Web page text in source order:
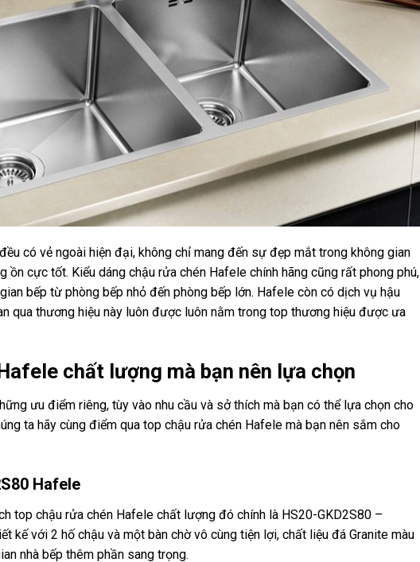
có vẻ ngoài hiện đại, không chỉ mang đến sự đẹp mắt trong không gian
ồn cực tốt. Kiểu dáng chậu rửa chén Hafele chính hãng cũng rất phong phú,
bếp từ phòng bếp nhỏ đến phòng bếp lớn. Hafele còn có dịch vụ hậu
qua thương hiệu này luôn được luôn nằm trong top thương hiệu được ưa
chất lượng mà bạn nên lựa chọn
ưu điểm riêng, tùy vào nhu cầu và sở thích mà bạn có thể lựa chọn cho
ta hãy cùng điểm qua top chậu rửa chén Hafele mà bạn nên sắm cho
Hafele
top chậu rửa chén Hafele chất lượng đó chính là HS20-GKD2S80 –
kế với 2 hố chậu và một bàn chờ vô cùng tiện lợi, chất liệu đá Granite màu
nhà bếp thêm phần sang trọng.